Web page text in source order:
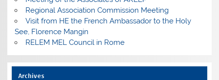
Regional Association Commission Meeting
Visit from HE the French Ambassador to the Holy
See, Florence Mangin
RELEM MEL Council in Rome
Archives